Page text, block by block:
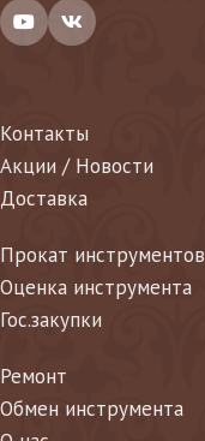
Контакты
Акции / Новости
Доставка
Прокат инструментов
Оценка инструмента
Гос.закупки
Ремонт
Обмен инструмента